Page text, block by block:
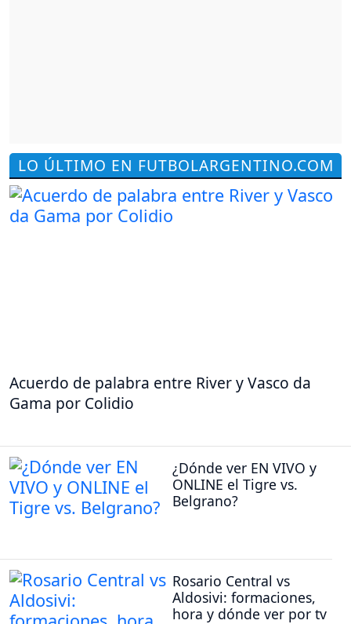
LO ÚLTIMO EN FUTBOLARGENTINO.COM
Acuerdo de palabra entre River y Vasco da
Gama por Colidio
¿Dónde ver EN VIVO y
ONLINE el Tigre vs.
Belgrano?
Rosario Central vs
Aldosivi: formaciones,
hora y dónde ver por tv